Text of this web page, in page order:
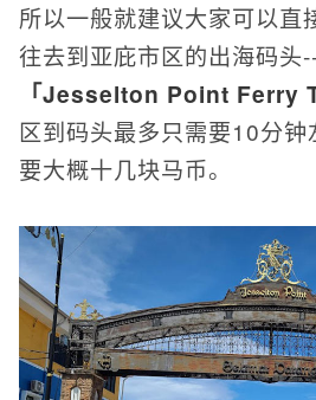
所以一般就建议大家可以直
往去到亚庇市区的出海码头
「Jesselton Point Ferry
区到码头最多只需要10分钟
要大概十几块马币。